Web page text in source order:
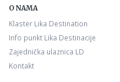
O NAMA
Klaster Lika Destination
Info punkt Lika Destinacije
Zajednička ulaznica LD
Kontakt